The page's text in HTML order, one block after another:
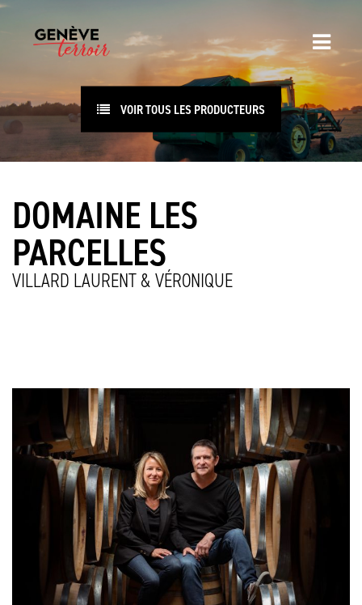
VOIR TOUS LES PRODUCTEURS
DOMAINE LES
PARCELLES
VILLARD LAURENT & VÉRONIQUE